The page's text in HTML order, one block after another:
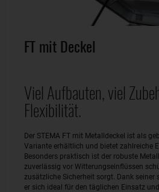
FT mit Deckel
Viel Aufbauten, viel
Flexibilität.
Der STEMA FT mit Metalldeckel ist als
Variante erhältlich und bietet zahlreiche
Besonders praktisch ist der robuste
zuverlässig vor Witterungseinflüssen
zusätzliche Sicherheit sorgt. Dank
er sich ideal für den täglichen Einsatz